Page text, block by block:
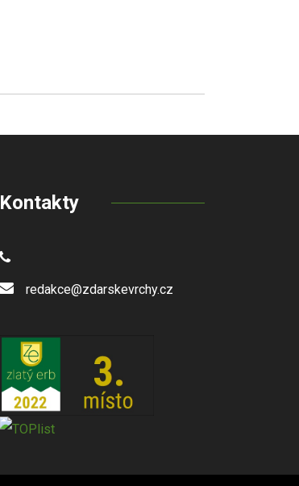
Kontakty
redakce@zdarskevrchy.cz